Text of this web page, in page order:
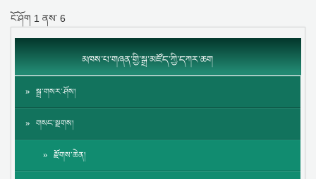
ངོ་ཤོག 1 ནས་ 6
མཁས་པ་གཞན་གྱི་སྒྲ་མཛོད་ཀྱི་དཀར་ཆག
སྒྲ་གསར་ཤོས།
གསང་སྔགས།
རྫོགས་ཆེན།